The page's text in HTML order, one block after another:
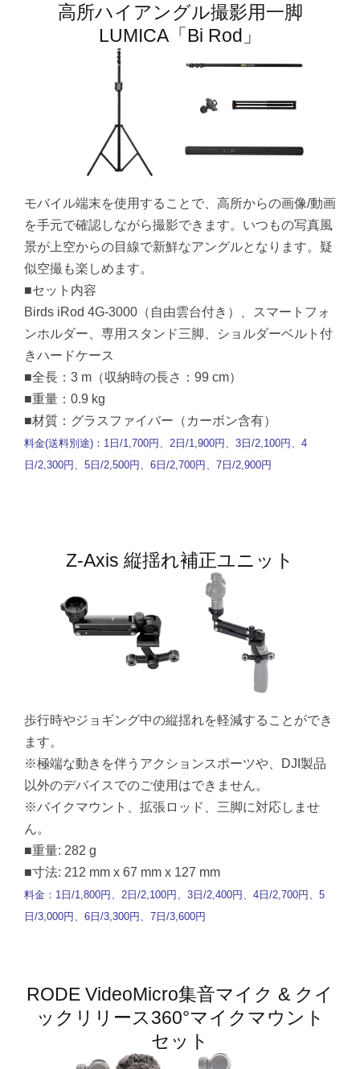
高所ハイアングル撮影用一脚
LUMICA「Bi Rod」
モバイル端末を使用することで、高所からの画像/動画
を手元で確認しながら撮影できます。いつもの写真風
景が上空からの目線で新鮮なアングルとなります。疑
似空撮も楽しめます。
■セット内容
Birds iRod 4G-3000（自由雲台付き）、スマートフォ
ンホルダー、専用スタンド三脚、ショルダーベルト付
きハードケース
■全長：3 m（収納時の長さ：99 cm）
■重量：0.9 kg
■材質：グラスファイバー（カーボン含有）
料金(送料別途)：1日/1,700円、2日/1,900円、3日/2,100円、4
日/2,300円、5日/2,500円、6日/2,700円、7日/2,900円
Z-Axis 縦揺れ補正ユニット
歩行時やジョギング中の縦揺れを軽減することができ
ます。
※極端な動きを伴うアクションスポーツや、DJI製品
以外のデバイスでのご使用はできません。
※バイクマウント、拡張ロッド、三脚に対応しませ
ん。
■重量: 282 g
■寸法: 212 mm x 67 mm x 127 mm
料金：1日/1,800円、2日/2,100円、3日/2,400円、4日/2,700円、5
日/3,000円、6日/3,300円、7日/3,600円
RODE VideoMicro集音マイク & クイ
ックリリース360°マイクマウント
セット